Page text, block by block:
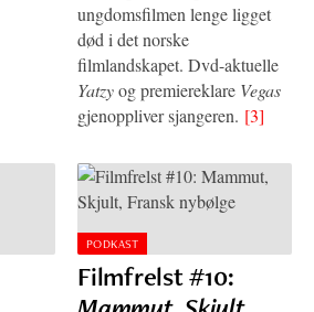
ungdomsfilmen lenge ligget
død i det norske
filmlandskapet. Dvd-aktuelle
Yatzyog premiereklare Vegas
gjenoppliver sjangeren. [3]
PODKAST
Filmfrelst #10: